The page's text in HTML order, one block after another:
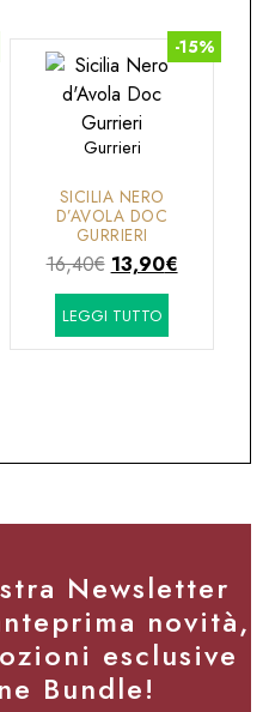
-15%
Gurrieri
SICILIA NERO
D’AVOLA DOC
GURRIERI
16,40€ Il
prezzo
originale
era:
13,90€Il
è:
LEGGI TUTTO
Newsletter
novità,
esclusive
Bundle!